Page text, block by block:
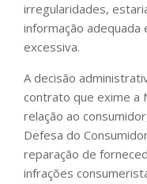
irregularidades,
informação
excessiva.
A decisão
contrato que exime a
relação ao
Defesa do
reparação de
infrações